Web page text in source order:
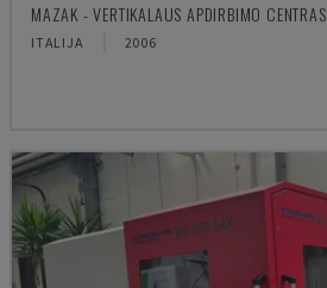
MAZAK - VERTIKALAUS APDIRBIMO CENTRAS
ITALIJA 2006